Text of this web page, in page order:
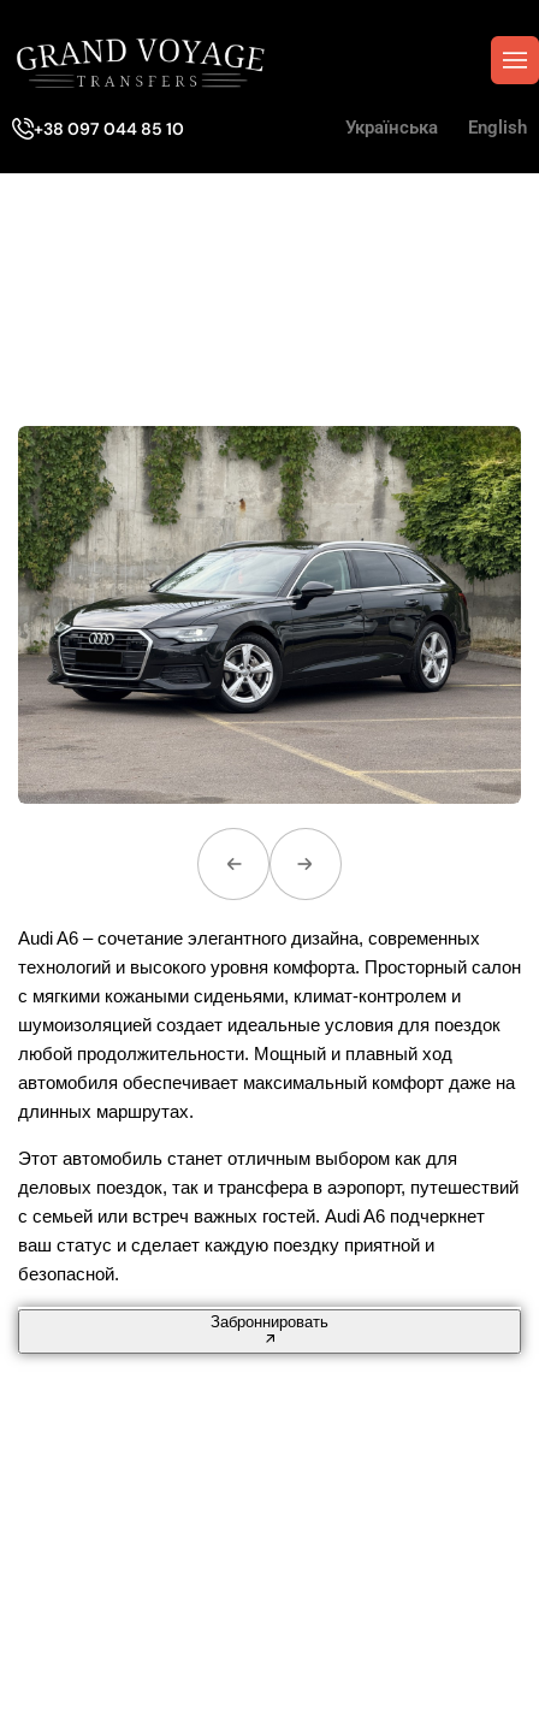
+38 097 044 85 10 Українська English
Audi A6 – сочетание элегантного дизайна, современных
технологий и высокого уровня комфорта. Просторный салон
с мягкими кожаными сиденьями, климат-контролем и
шумоизоляцией создает идеальные условия для поездок
любой продолжительности. Мощный и плавный ход
автомобиля обеспечивает максимальный комфорт даже на
длинных маршрутах.
Этот автомобиль станет отличным выбором как для
деловых поездок, так и трансфера в аэропорт, путешествий
с семьей или встреч важных гостей. Audi A6 подчеркнет
ваш статус и сделает каждую поездку приятной и
безопасной.
Заброннировать